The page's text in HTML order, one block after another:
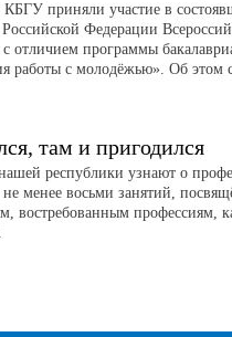
приняли участие в
Российской Федерации
отличием программы
работы с молодёжью». Об этом
там и пригодился
республики узнают о
менее восьми занятий,
востребованным профессиям,